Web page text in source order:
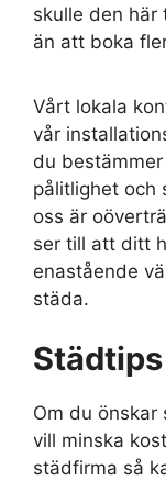
skulle den här
än att boka
Vårt lokala
vår
du
pålitlighet och
oss är
ser till att ditt
enastående
städa.
Städtips
Om du önskar
vill minska
städfirma så